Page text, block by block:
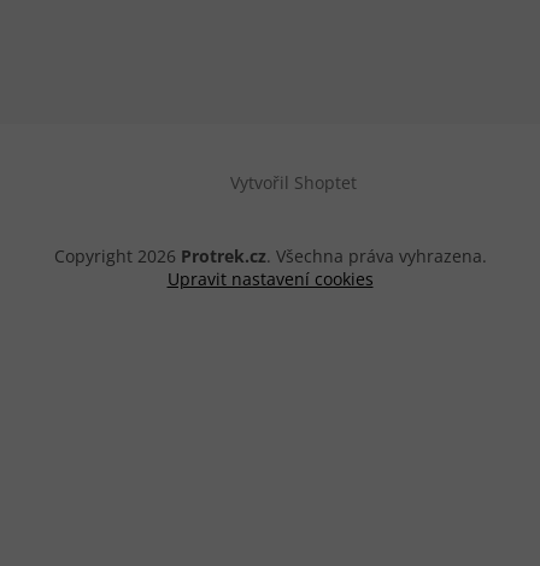
Vytvořil Shoptet
Copyright 2026 Protrek.cz. Všechna práva vyhrazena.
Upravit nastavení cookies